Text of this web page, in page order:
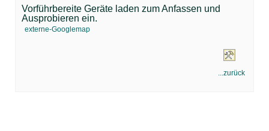
Vorführbereite Geräte laden zum Anfassen und
Ausprobieren ein.
externe-Googlemap
...zurück